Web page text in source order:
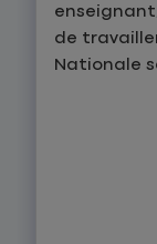
de
Nationale